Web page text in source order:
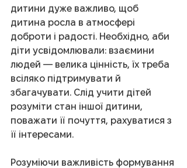
дитини дуже важливо, щоб
дитина росла в атмосфері
доброти і радості. Необхідно, аби
діти усвідомлювали: взаємини
людей — велика цінність, їх треба
всіляко підтримувати й
збагачувати. Слід учити дітей
розуміти стан іншої дитини,
поважати її почуття, рахуватися з
її інтересами.
Розуміючи важливість формування